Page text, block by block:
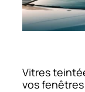
Vitres
vos